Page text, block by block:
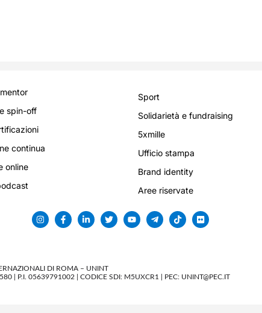
spin-off
continua
online
Sport
Solidarietà e fundraising
5xmille
Ufficio stampa
Brand identity
Aree riservate
DI ROMA – UNINT
| P.I. 05639791002 | CODICE SDI: M5UXCR1 | PEC: UNINT@PEC.IT